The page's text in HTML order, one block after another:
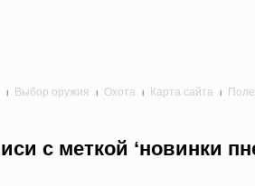
Выбор оружия Охота Карта сайта
с меткой ‘новинки